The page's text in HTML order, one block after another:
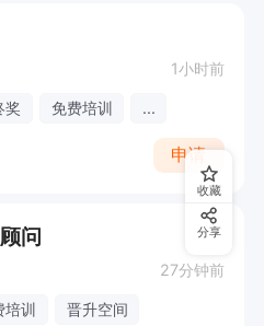
1小时前
奖 免费培训 ...
申请
问
27分钟前
培训 晋升空间
收藏
分享